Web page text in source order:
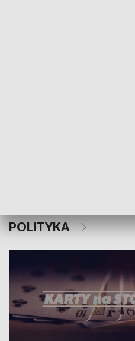
POLITYKA